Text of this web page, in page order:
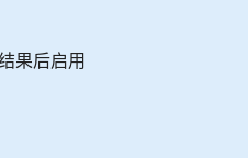
果后启用